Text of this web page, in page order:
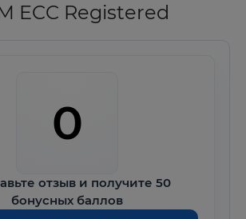
ECC Registered
0
отзыв и получите 50
бонусных баллов